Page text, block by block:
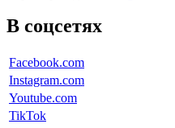
В соцсетях
Facebook.com
Instagram.com
Youtube.com
TikTok